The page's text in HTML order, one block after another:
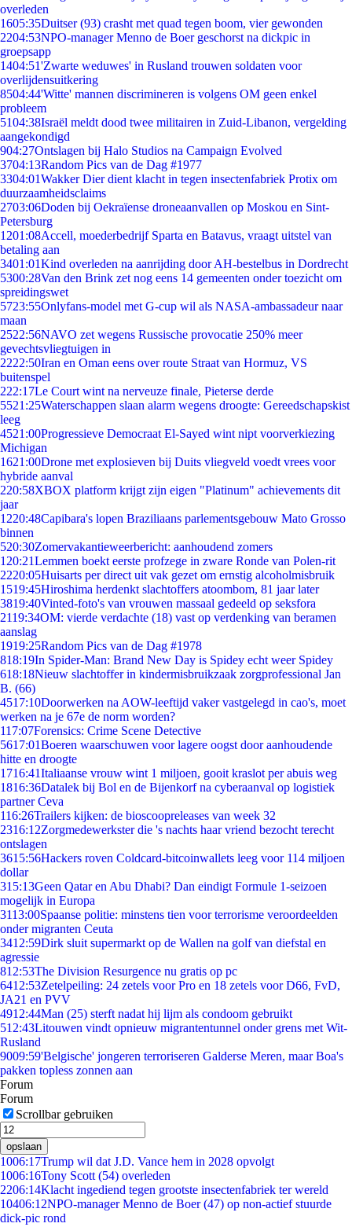
overleden
1605:35Duitser (93) crasht met quad tegen boom, vier gewonden
2204:53NPO-manager Menno de Boer geschorst na dickpic in
groepsapp
1404:51'Zwarte weduwes' in Rusland trouwen soldaten voor
overlijdensuitkering
8504:44'Witte' mannen discrimineren is volgens OM geen enkel
probleem
5104:38Israël meldt dood twee militairen in Zuid-Libanon, vergelding
aangekondigd
904:27Ontslagen bij Halo Studios na Campaign Evolved
3704:13Random Pics van de Dag #1977
3304:01Wakker Dier dient klacht in tegen insectenfabriek Protix om
duurzaamheidsclaims
2703:06Doden bij Oekraïense droneaanvallen op Moskou en Sint-
Petersburg
1201:08Accell, moederbedrijf Sparta en Batavus, vraagt uitstel van
betaling aan
3401:01Kind overleden na aanrijding door AH-bestelbus in Dordrecht
5300:28Van den Brink zet nog eens 14 gemeenten onder toezicht om
spreidingswet
5723:55Onlyfans-model met G-cup wil als NASA-ambassadeur naar
maan
2522:56NAVO zet wegens Russische provocatie 250% meer
gevechtsvliegtuigen in
2222:50Iran en Oman eens over route Straat van Hormuz, VS
buitenspel
222:17Le Court wint na nerveuze finale, Pieterse derde
5521:25Waterschappen slaan alarm wegens droogte: Gereedschapskist
leeg
4521:00Progressieve Democraat El-Sayed wint nipt voorverkiezing
Michigan
1621:00Drone met explosieven bij Duits vliegveld voedt vrees voor
hybride aanval
220:58XBOX platform krijgt zijn eigen "Platinum" achievements dit
jaar
1220:48Capibara's lopen Braziliaans parlementsgebouw Mato Grosso
binnen
520:30Zomervakantieweerbericht: aanhoudend zomers
1 20:21Lemmen boekt eerste profzege in zware Ronde van Polen-rit
2220:05Huisarts per direct uit vak gezet om ernstig alcoholmisbruik
1519:45Hiroshima herdenkt slachtoffers atoombom, 81 jaar later
3819:40Vinted-foto's van vrouwen massaal gedeeld op seksfora
2119:34OM: vierde verdachte (18) vast op verdenking van beramen
aanslag
1919:25Random Pics van de Dag #1978
818:19In Spider-Man: Brand New Day is Spidey echt weer Spidey
618:18Nieuw slachtoffer in kindermisbruikzaak zorgprofessional Jan
B. (66)
4517:10Doorwerken na AOW-leeftijd vaker vastgelegd in cao's, moet
werken na je 67e de norm worden?
117:07Forensics: Crime Scene Detective
5617:01Boeren waarschuwen voor lagere oogst door aanhoudende
hitte en droogte
1716:41Italiaanse vrouw wint 1 miljoen, gooit kraslot per abuis weg
1816:36Datalek bij Bol en de Bijenkorf na cyberaanval op logistiek
partner Ceva
116:26Trailers kijken: de bioscoopreleases van week 32
2316:12Zorgmedewerkster die 's nachts haar vriend bezocht terecht
ontslagen
3615:56Hackers roven Coldcard-bitcoinwallets leeg voor 114 miljoen
dollar
315:13Geen Qatar en Abu Dhabi? Dan eindigt Formule 1-seizoen
mogelijk in Europa
3113:00Spaanse politie: minstens tien voor terrorisme veroordeelden
onder migranten Ceuta
3412:59Dirk sluit supermarkt op de Wallen na golf van diefstal en
agressie
812:53The Division Resurgence nu gratis op pc
6412:53Zetelpeiling: 24 zetels voor Pro en 18 zetels voor D66, FvD,
JA21 en PVV
4912:44Man (25) sterft nadat hij lijm als condoom gebruikt
512:43Litouwen vindt opnieuw migrantentunnel onder grens met Wit-
Rusland
9009:59'Belgische' jongeren terroriseren Galderse Meren, maar Boa's
pakken topless zonnen aan
Forum
Forum
Scrollbar gebruiken
opslaan
1006:17Trump wil dat J.D. Vance hem in 2028 opvolgt
1006:16Tony Scott (54) overleden
2206:14Klacht ingediend tegen grootste insectenfabriek ter wereld
10406:12NPO-manager Menno de Boer (47) op non-actief stuurde
dick-pic rond